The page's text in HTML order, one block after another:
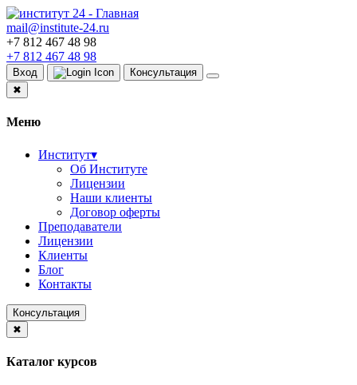
mail@institute-24.ru
+7 812 467 48 98
+7 812 467 48 98
Вход
Консультация
✖
Меню
Институт▾
Об Институте
Лицензии
Наши клиенты
Договор оферты
Преподаватели
Лицензии
Клиенты
Блог
Контакты
Консультация
✖
Каталог курсов